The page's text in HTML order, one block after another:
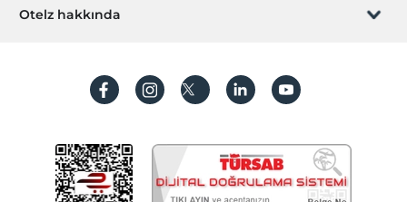
Sıkça sorulan sorular
İşlem rehberi
Hesap oluştur
Hemen tesisinizi ekleyin
Otelz hakkında
Koşullar ve şartlar